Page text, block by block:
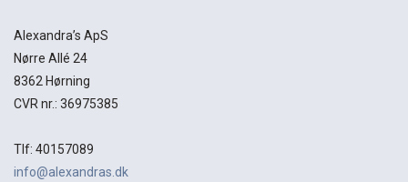
Alexandra’s ApS
Nørre Allé 24
8362 Hørning
CVR nr.: 36975385
Tlf: 40157089
info@alexandras.dk